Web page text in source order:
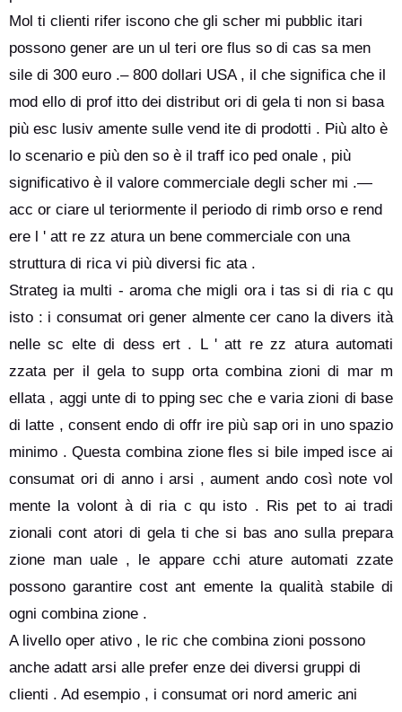
Mol ti clienti rifer iscono che gli scher mi pubblic itari
possono gener are un ul teri ore flus so di cas sa men
sile di 300 euro .– 800 dollari USA , il che significa che il
mod ello di prof itto dei distribut ori di gela ti non si basa
più esc lusiv amente sulle vend ite di prodotti . Più alto è
lo scenario e più den so è il traff ico ped onale , più
significativo è il valore commerciale degli scher mi .—
acc or ciare ul teriormente il periodo di rimb orso e rend
ere l ' att re zz atura un bene commerciale con una
struttura di rica vi più diversi fic ata .
Strateg ia multi - aroma che migli ora i tas si di ria c qu
isto : i consumat ori gener almente cer cano la divers ità
nelle sc elte di dess ert . L ' att re zz atura automati
zzata per il gela to supp orta combina zioni di mar m
ellata , aggi unte di to pping sec che e varia zioni di base
di latte , consent endo di offr ire più sap ori in uno spazio
minimo . Questa combina zione fles si bile imped isce ai
consumat ori di anno i arsi , aument ando così note vol
mente la volont à di ria c qu isto . Ris pet to ai tradi
zionali cont atori di gela ti che si bas ano sulla prepara
zione man uale , le appare cchi ature automati zzate
possono garantire cost ant emente la qualità stabile di
ogni combina zione .
A livello oper ativo , le ric che combina zioni possono
anche adatt arsi alle prefer enze dei diversi gruppi di
clienti . Ad esempio , i consumat ori nord americ ani